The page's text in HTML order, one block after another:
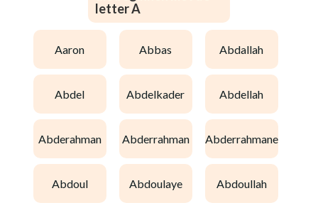
letter A
aaron abbas abdallah
abdel abdelkader abdellah
abderahman abderrahman abderrahmane
abdoul abdoulaye abdoullah